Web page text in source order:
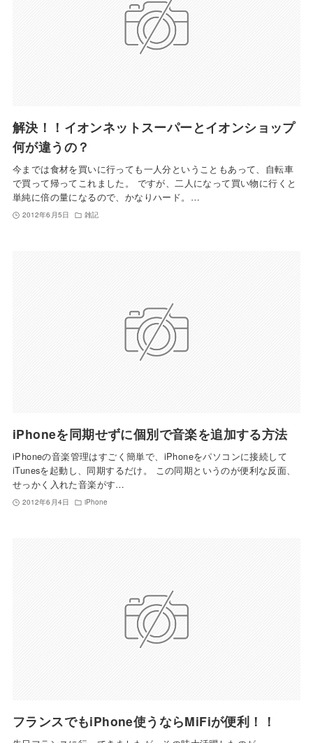
解決！！イオンネットスーパーとイオンショップ
何が違うの？
今までは食材を買いに行っても一人分ということもあって、自転車
で買って帰ってこれました。 ですが、二人になって買い物に行くと
単純に倍の量になるので、かなりハード。…
2012年6月5日 雑記
iPhoneを同期せずに個別で音楽を追加する方法
iPhoneの音楽管理はすごく簡単で、iPhoneをパソコンに接続して
iTunesを起動し、同期するだけ。 この同期というのが便利な反面、
せっかく入れた音楽がす…
2012年6月4日 iPhone
フランスでもiPhone使うならMiFiが便利！！